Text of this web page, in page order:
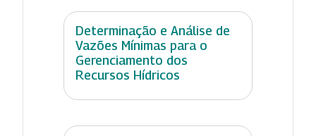
Determinação e Análise de
Vazões Mínimas para o
Gerenciamento dos
Recursos Hídricos